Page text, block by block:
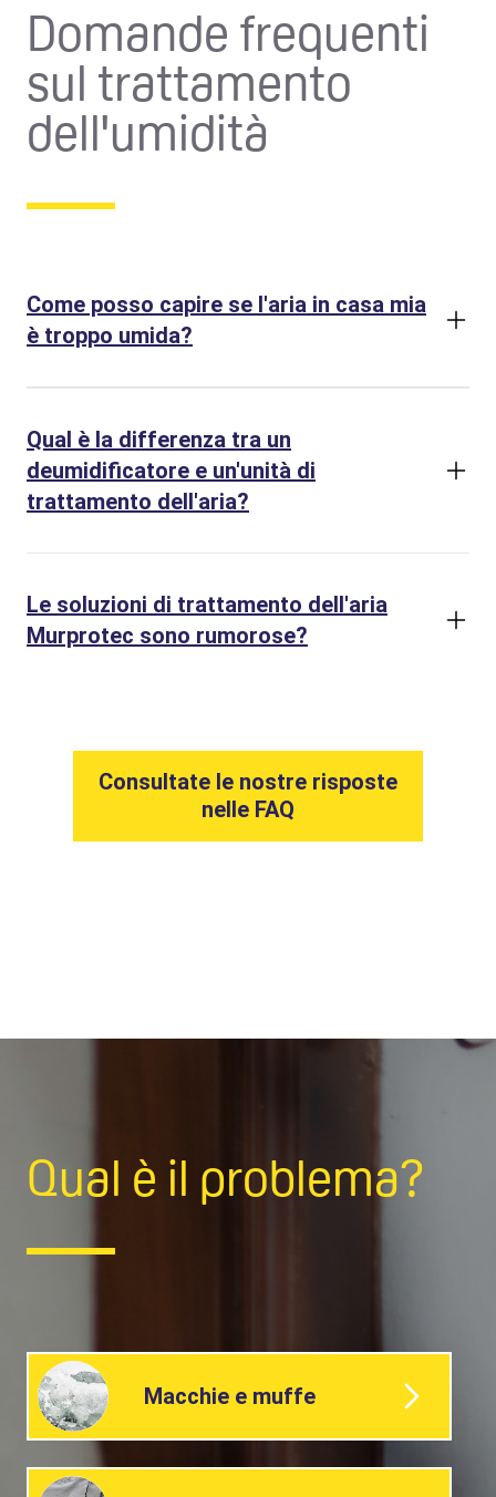
Domande frequenti
sul trattamento
dell'umidità
Come posso capire se l'aria in casa mia
è troppo umida?
Qual è la differenza tra un
deumidificatore e un'unità di
trattamento dell'aria?
Le soluzioni di trattamento dell'aria
Murprotec sono rumorose?
Consultate le nostre risposte
nelle FAQ
Qual è il problema?
Macchie e muffe